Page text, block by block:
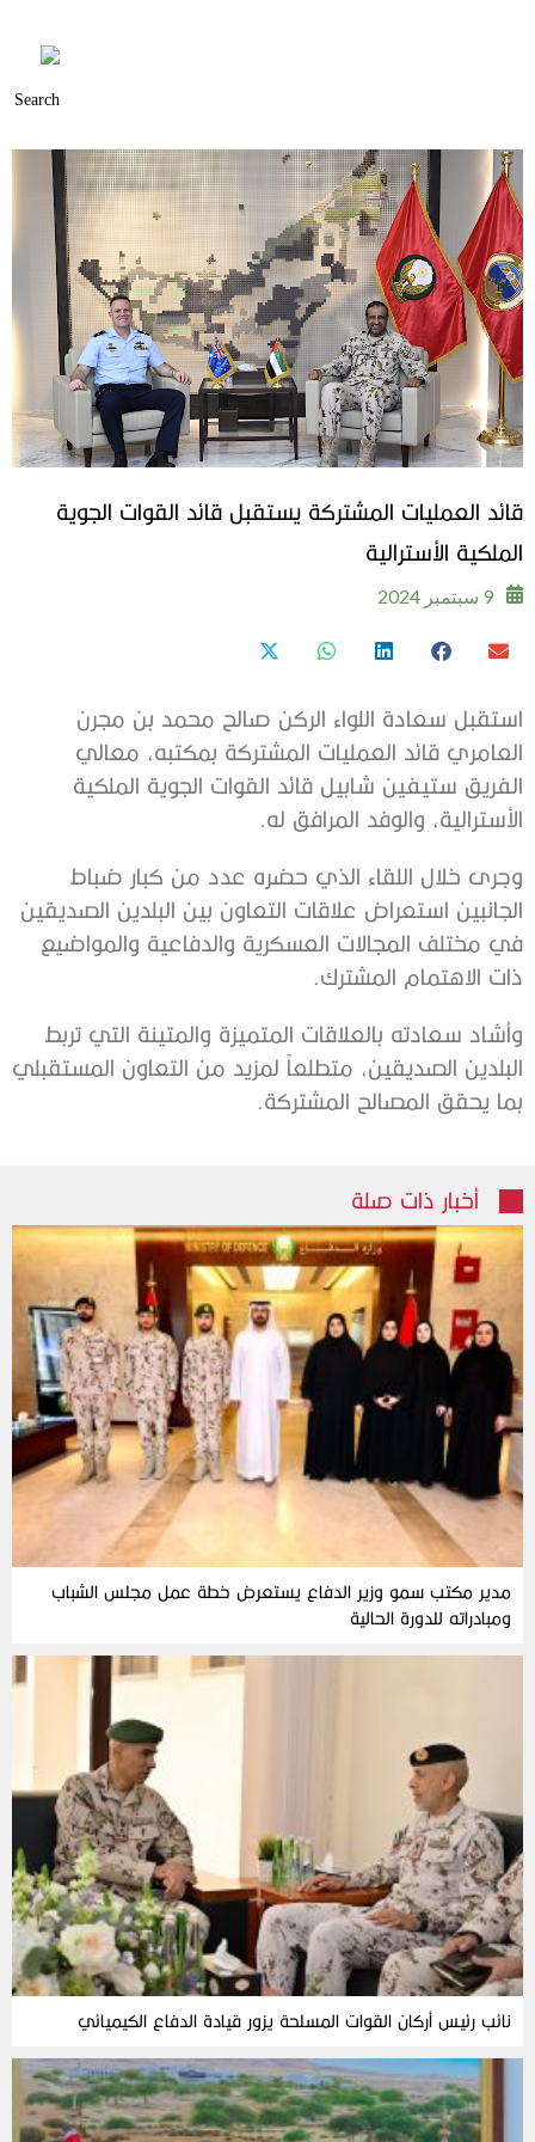
قائد العمليات المشتركة يستقبل قائد القوات الجوية
الملكية الأسترالية
9 سبتمبر 2024
استقبل سعادة اللواء الركن صالح محمد بن مجرن
العامري قائد العمليات المشتركة بمكتبه، معالي
الفريق ستيفين شابيل قائد القوات الجوية الملكية
الأسترالية، والوفد المرافق له.
وجرى خلال اللقاء الذي حضره عدد من كبار ضباط
الجانبين استعراض علاقات التعاون بين البلدين الصديقين
في مختلف المجالات العسكرية والدفاعية والمواضيع
ذات الاهتمام المشترك.
وأشاد سعادته بالعلاقات المتميزة والمتينة التي تربط
البلدين الصديقين، متطلعاً لمزيد من التعاون المستقبلي
بما يحقق المصالح المشتركة.
أخبار ذات صلة
مدير مكتب سمو وزير الدفاع يستعرض خطة عمل مجلس الشباب
ومبادراته للدورة الحالية
نائب رئيس أركان القوات المسلحة يزور قيادة الدفاع الكيميائي